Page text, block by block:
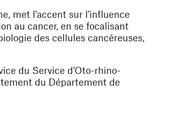
met l'accent sur l'influence
au cancer, en se focalisant
des cellules cancéreuses,
du Service d’Oto-rhino-
du Département de